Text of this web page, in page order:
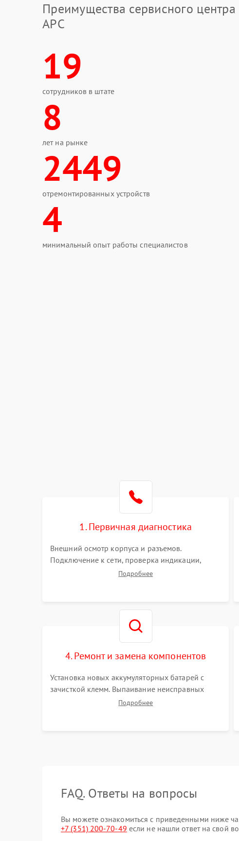
Проверить состояние аккумулятора.
Убедиться в стабильности электросети.
Очистить вентиляционные отверстия от
Когда проблема сохраняется, потребуется ремонт
Обращение в сервис
Полноценную диагностику выполняет сервис APC
оборудования. Мастера определяют состояние
ремонта устройство проходит тестирование под
Надежный сервисный центр APC устраняет
безопаснее при перепадах напряжения.
Преимущества сервисного центра
APC
19
сотрудников в штате
8
лет на рынке
2449
отремонтированных устройств
4
минимальный опыт работы специалистов
1. Первичная диагностика
Внешний осмотр корпуса и разъемов.
Подключение к сети, проверка индикации,
звуковых сигналов и кодов ошибок. Измерение
Подробнее
4. Ремонт и замена компонентов
Установка новых аккумуляторных батарей с
зачисткой клемм. Выпаивание неисправных
элементов инвертора или цепи зарядки и
Подробнее
FAQ. Ответы на вопросы
Вы можете ознакомиться с приведенными ниже
+7 (351) 200-70-49 если не нашли ответ на свой